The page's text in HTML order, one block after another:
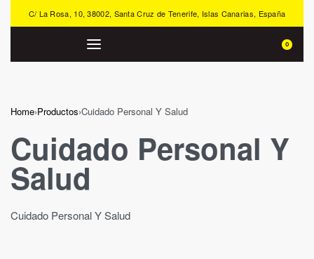
C/ La Rosa, 10, 38002, Santa Cruz de Tenerife, Islas Canarias, España
0
Home›Productos›Cuidado Personal Y Salud
Cuidado Personal Y
Salud
Cuidado Personal Y Salud